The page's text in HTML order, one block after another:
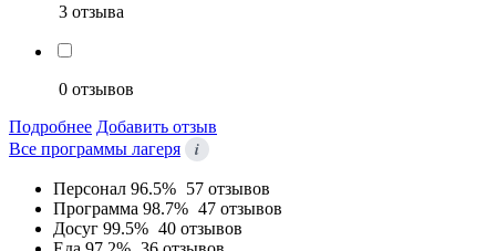
3 отзыва
0 отзывов
Подробнее Добавить отзыв
Все программы лагеря
i
Персонал 96.5% 57 отзывов
Программа 98.7% 47 отзывов
Досуг 99.5% 40 отзывов